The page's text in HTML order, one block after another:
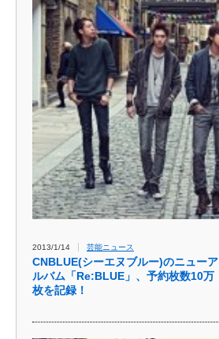
2013/1/14 芸能ニュース
CNBLUE(シーエヌブルー)のニューア
ルバム「Re:BLUE」、予約枚数10万
枚を記録！